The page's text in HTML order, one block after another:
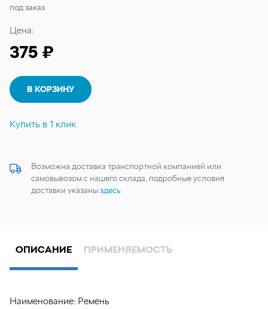
под заказ
Цена:
375 ₽
В КОРЗИНУ
Купить в 1 клик
Возможна доставка транспортной компанией или
самовывозом с нашего склада, подробные условия
доставки указаныздесь
ОПИСАНИЕ ПРИМЕНЯЕМОСТЬ
Наименование: Ремень